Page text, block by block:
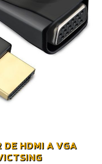
DE HDMI A VGA